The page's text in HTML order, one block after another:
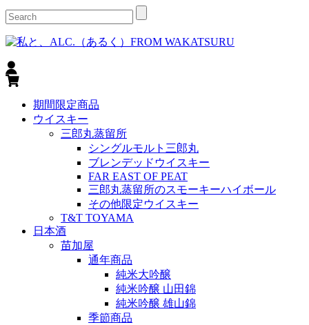
期間限定商品
ウイスキー
三郎丸蒸留所
シングルモルト三郎丸
ブレンデッドウイスキー
FAR EAST OF PEAT
三郎丸蒸留所のスモーキーハイボール
その他限定ウイスキー
T&T TOYAMA
日本酒
苗加屋
通年商品
純米大吟醸
純米吟醸 山田錦
純米吟醸 雄山錦
季節商品